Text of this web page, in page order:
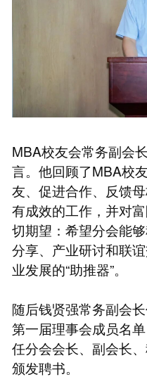
MBA校友会常务副会
言。他回顾了MBA校
友、促进合作、反馈
有成效的工作，并对
切期望：希望分会能
分享、产业研讨和联
业发展的“助推器”。
随后钱贤强常务副会
第一届理事会成员名
任分会会长、副会长
颁发聘书。